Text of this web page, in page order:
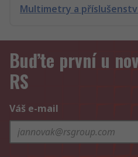
Multimetry a
Buďte první u
RS
Váš e-mail